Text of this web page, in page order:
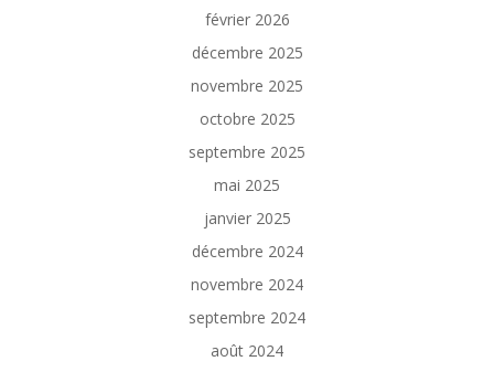
février 2026
décembre 2025
novembre 2025
octobre 2025
septembre 2025
mai 2025
janvier 2025
décembre 2024
novembre 2024
septembre 2024
août 2024